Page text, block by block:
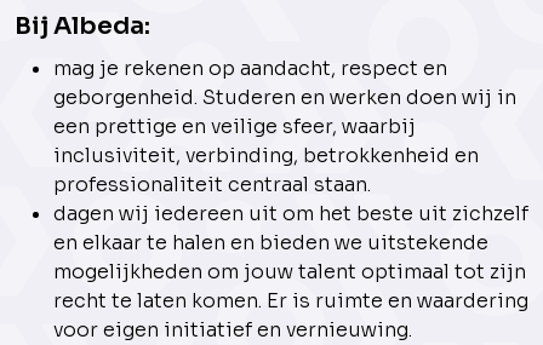
Bij Albeda:
mag je rekenen op aandacht, respect en
geborgenheid. Studeren en werken doen wij in
een prettige en veilige sfeer, waarbij
inclusiviteit, verbinding, betrokkenheid en
professionaliteit centraal staan.
dagen wij iedereen uit om het beste uit zichzelf
en elkaar te halen en bieden we uitstekende
mogelijkheden om jouw talent optimaal tot zijn
recht te laten komen. Er is ruimte en waardering
voor eigen initiatief en vernieuwing.